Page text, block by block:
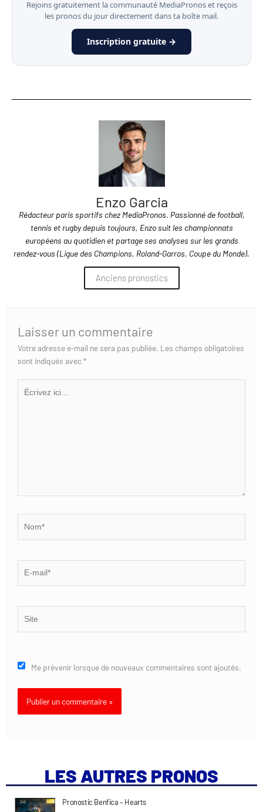
Rejoins gratuitement la communauté MediaPronos et reçois
les pronos du jour directement dans ta boîte mail.
Inscription gratuite →
Enzo Garcia
Rédacteur paris sportifs chez MediaPronos. Passionné de football,
tennis et rugby depuis toujours, Enzo suit les championnats
européens au quotidien et partage ses analyses sur les grands
rendez-vous (Ligue des Champions, Roland-Garros, Coupe du Monde).
Anciens pronostics
Laisser un commentaire
Votre adresse e-mail ne sera pas publiée. Les champs obligatoires
sont indiqués avec*
Écrivez
ici…
mail*
Me prévenir lorsque de nouveaux commentaires sont ajoutés.
LES AUTRES PRONOS
Pronostic Benfica – Hearts